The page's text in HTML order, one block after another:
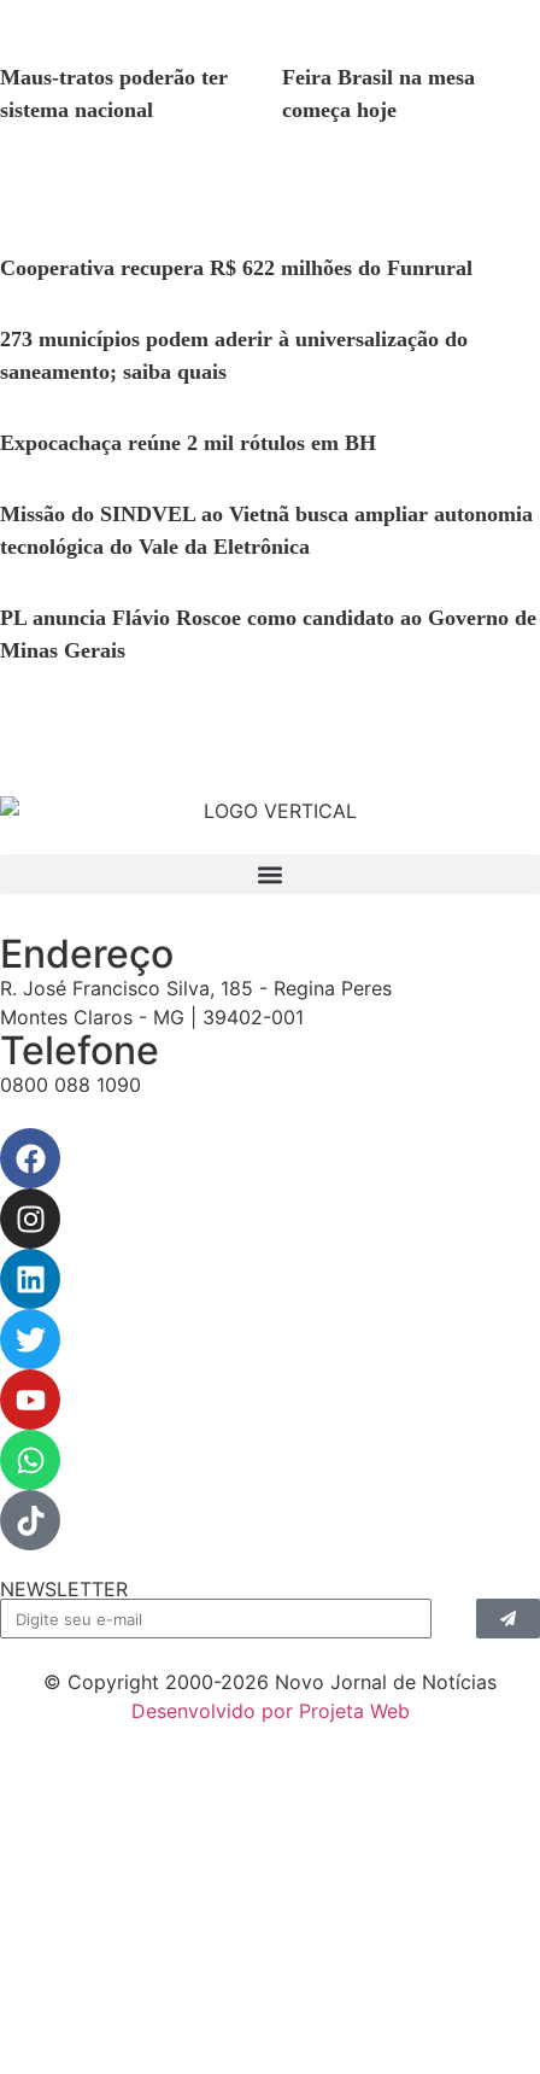
Maus-tratos poderão ter
sistema nacional
Feira Brasil na mesa
começa hoje
Cooperativa recupera R$ 622 milhões do Funrural
273 municípios podem aderir à universalização do
saneamento; saiba quais
Expocachaça reúne 2 mil rótulos em BH
Missão do SINDVEL ao Vietnã busca ampliar autonomia
tecnológica do Vale da Eletrônica
PL anuncia Flávio Roscoe como candidato ao Governo de
Minas Gerais
Endereço
R. José Francisco Silva, 185 - Regina Peres
Montes Claros - MG | 39402-001
Telefone
0800 088 1090
NEWSLETTER
© Copyright 2000-2026 Novo Jornal de Notícias
Desenvolvido por Projeta Web